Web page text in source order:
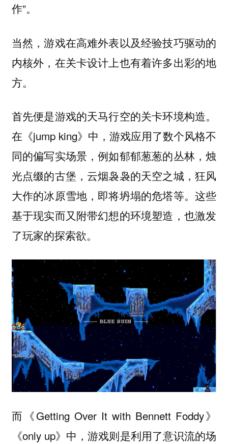
作”。
当然，游戏在高难外表以及经验技巧驱动的
内核外，在关卡设计上也有着许多出彩的地
方。
首先便是游戏的天马行空的关卡环境构造。
在《jump king》中，游戏应用了数个风格不
同的偏写实场景，例如郁郁葱葱的丛林，烛
光点缀的古堡，云烟袅袅的天空之城，狂风
大作的冰原雪地，即将坍塌的危塔等。这些
基于现实而又附带幻想的环境塑造，也激发
了玩家的探索欲。
而《Getting Over It with Bennett Foddy》
《only up》中，游戏则是利用了意识流的场